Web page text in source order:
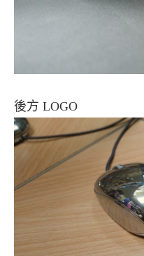
後方 LOGO